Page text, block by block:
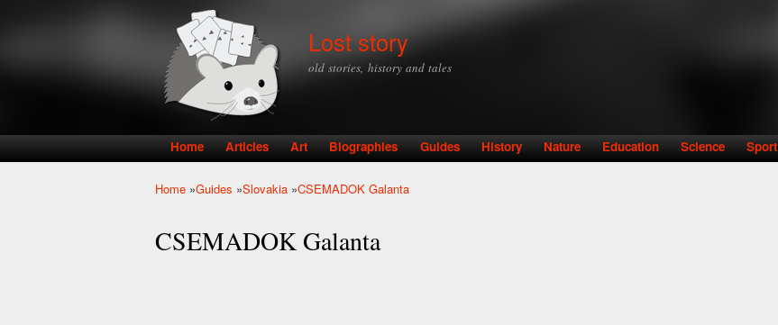
Lost story
old stories, history and tales
Main menu
Home Articles Art Biographies Guides History Nature Education Science Sport
Home »Guides »Slovakia »CSEMADOK Galanta
CSEMADOK Galanta